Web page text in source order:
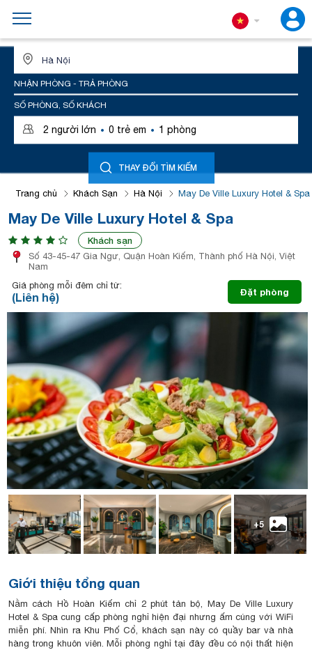
NHẬN PHÒNG - TRẢ PHÒNG
SỐ PHÒNG, SỐ KHÁCH
2 người lớn · 0 trẻ em · 1 phòng
THAY ĐỔI TÌM KIẾM
Trang chủ Khách Sạn Hà Nội May De Ville Luxury Hotel & Spa
May De Ville Luxury Hotel & Spa
Khách sạn
Số 43-45-47 Gia Ngư, Quận Hoàn Kiếm, Thành phố Hà Nội, Việt
Nam
Giá phòng mỗi đêm chỉ từ:
(Liên hệ) Đặt phòng
+5
Giới thiệu tổng quan
Nằm cách Hồ Hoàn Kiếm chỉ 2 phút tản bộ, May De Ville Luxury
Hotel & Spa cung cấp phòng nghỉ hiện đại nhưng ấm cúng với WiFi
miễn phí. Nhìn ra Khu Phố Cổ, khách sạn này có quầy bar và nhà
hàng trong khuôn viên. Mỗi phòng nghỉ tại đây đều có nội thất hiện